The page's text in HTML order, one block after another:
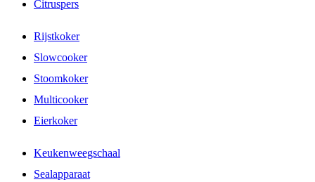
Citruspers
Rijstkoker
Slowcooker
Stoomkoker
Multicooker
Eierkoker
Keukenweegschaal
Sealapparaat